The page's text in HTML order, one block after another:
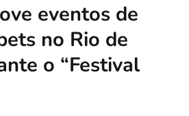
eventos de
no Rio de
o “Festival